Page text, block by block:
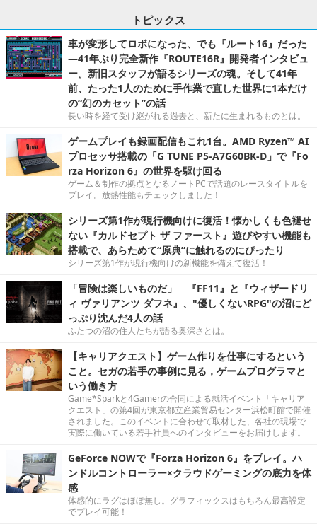
トピックス
車が変形してロボになった、でも『ルート16』だった
―41年ぶり完全新作『ROUTE16R』開発者インタビュ
ー。新旧スタッフが語るシリーズの魂。そして41年
前、たった1人のために手作業で直した世界に1本だけ
の“幻のカセット”の話
長い時を経て受け継がれる過去と、新たに生まれるものとは。
ゲームプレイも録画配信もこれ1台。AMD Ryzen™ AI
プロセッサ搭載の「G TUNE P5-A7G60BK-D」で『Fo
rza Horizon 6』の世界を駆け回る
ゲーム＆制作の拠点となるノートPCで話題のレースタイトルを
プレイ。放熱性能もチェックしました！
シリーズ第1作が現行機向けに復活！懐かしくも色褪せ
ない『カルドセプト ザ ファースト』遊びやすい機能も
搭載で、あらためて“原典”に触れるのにぴったり
シリーズ第1作が現行機向けの新機能を備えて復活！
「冒険は楽しいものだ」 ─『FF11』と『ウィザードリ
ィ ヴァリアンツ ダフネ』、"優しくないRPG"の沼にど
っぷり沈んだ4人の話
ふたつの沼の住人たちが語る奥深さとは。
【キャリアクエスト】ゲーム作りを仕事にするという
こと。セガの若手の事例に見る，ゲームプログラマと
いう働き方
Game*Sparkと4Gamerの合同による就活イベント「キャリア
クエスト」の第4回が東京都立産業貿易センター浜松町館で開催
されました。このイベントに合わせて取材した、各社の現場で
実際に働いている若手社員へのインタビューをお届けします。
GeForce NOWで『Forza Horizon 6』をプレイ。ハ
ンドルコントローラー×クラウドゲーミングの底力を体
感
体感的にラグはほぼ無し。グラフィックスはもちろん最高設定
でプレイ可能！